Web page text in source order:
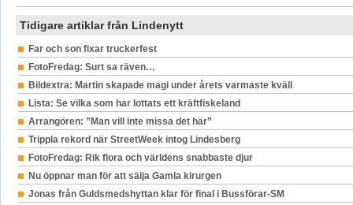
Tidigare artiklar från Lindenytt
Far och son fixar truckerfest
FotoFredag: Surt sa räven…
Bildextra: Martin skapade magi under årets varmaste kväll
Lista: Se vilka som har lottats ett kräftfiskeland
Arrangören: ”Man vill inte missa det här”
Trippla rekord när StreetWeek intog Lindesberg
FotoFredag: Rik flora och världens snabbaste djur
Nu öppnar man för att sälja Gamla kirurgen
Jonas från Guldsmedshyttan klar för final i Bussförar-SM